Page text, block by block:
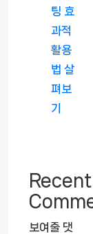
팅 효
과적
활용
법 살
펴보
기
Recent
보여줄 댓